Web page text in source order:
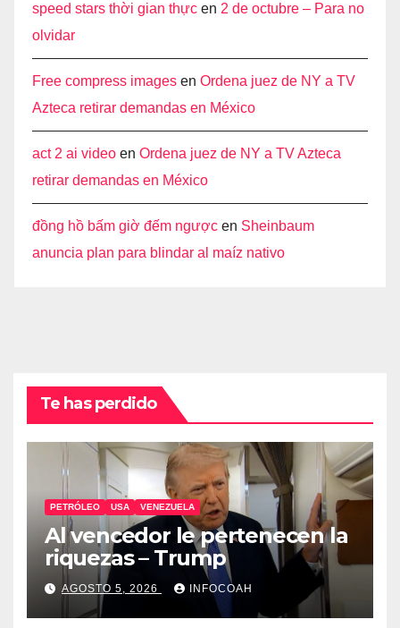
speed stars thời gian thực en 2 de octubre – Para no
olvidar
Free compress images en Ordena juez de NY a TV
Azteca retirar demandas en México
act 2 ai video en Ordena juez de NY a TV Azteca
retirar demandas en México
đồng hồ bấm giờ đếm ngược en Sheinbaum
anuncia plan para blindar al maíz nativo
Te has perdido
PETRÓLEO USA VENEZUELA
Al vencedor le pertenecen la
riquezas – Trump
AGOSTO 5, 2026 INFOCOAH